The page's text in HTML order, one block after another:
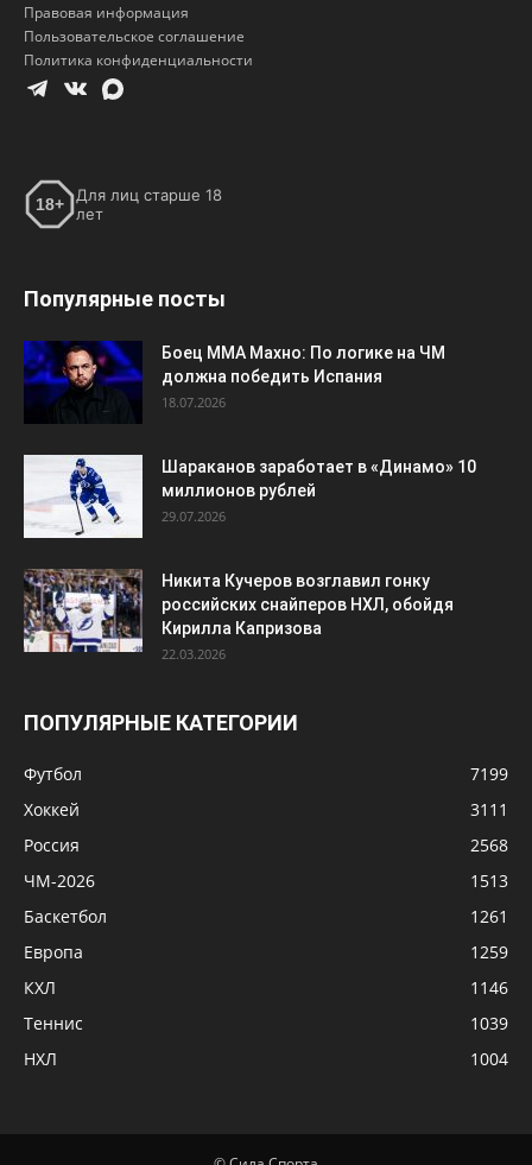
Правовая информация
Пользовательское соглашение
Политика конфиденциальности
18+
Для лиц старше 18
лет
Популярные посты
Боец ММА Махно: По логике на ЧМ
должна победить Испания
18.07.2026
Шараканов заработает в «Динамо» 10
миллионов рублей
29.07.2026
Никита Кучеров возглавил гонку
российских снайперов НХЛ, обойдя
Кирилла Капризова
22.03.2026
ПОПУЛЯРНЫЕ КАТЕГОРИИ
Футбол
7199
Хоккей
3111
Россия
2568
ЧМ-2026
1513
Баскетбол
1261
Европа
1259
КХЛ
1146
Теннис
1039
НХЛ
1004